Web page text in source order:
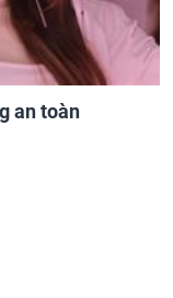
an toàn